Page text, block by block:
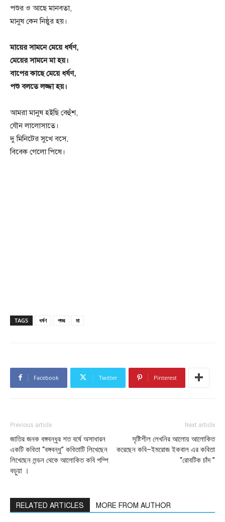
পশুর ও আছে মানবতা,
মানুষ কেন নিষ্ঠুর হয়।
মায়ের সামনে মেয়ে ধর্ষণ,
মেয়ের সামনে মা হয়।
বাপের কাছে মেয়ে ধর্ষণ,
পশু বলতে লজ্জা হয়।
আমরা মানুষ হইছি বেহুঁশ,
যৌন লালোসাতে।
দু মিনিটের সুখে বসে,
বিবেক গেলো পিষে।
TAGS ধর্ষণ পশুর মা
Facebook Twitter Pinterest
Previous article
জাতির জনক বঙ্গবন্ধুর শত বর্ষে অসাধারন
একটি কবিতা “বঙ্গবন্ধু” কবিতাটি লিখেছেন
লিখেছেন লন্ডন থেকে আলোকিত কবি পম্পি
বড়ুয়া ।
Next article
সৃষ্টিশীল লেখনির আলোয় আলোকিত
করেছেন কবি–ইমরোজ ইকবাল এর কবিতা
“রোবটিক চাঁদ ”
RELATED ARTICLES MORE FROM AUTHOR